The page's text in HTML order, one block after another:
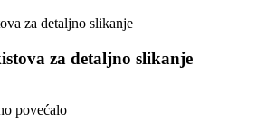
za detaljno slikanje